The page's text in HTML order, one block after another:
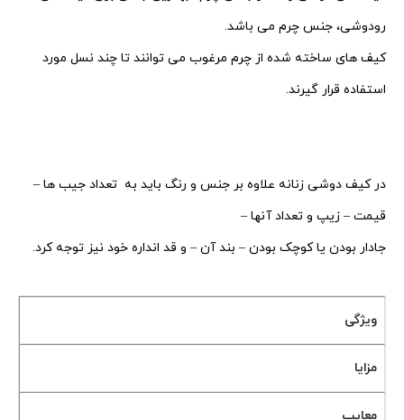
رودوشی، جنس چرم می باشد.
کیف های ساخته شده از چرم مرغوب می توانند تا چند نسل مورد
استفاده قرار گیرند.
در کیف دوشی زنانه علاوه بر جنس و رنگ باید به تعداد جیب ها –
قیمت – زیپ و تعداد آنها –
جادار بودن یا کوچک بودن – بند آن – و قد انداره خود نیز توجه کرد.
ویژگی
مزایا
معایب